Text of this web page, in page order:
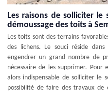
Les raisons de solliciter
démoussage des toits à
Les toits sont des terrains
des lichens. Le souci réside
engendrer un grand nombre de
nécessaire de les supprimer.
alors indispensable de solliciter le
possibilité de faire des travaux de